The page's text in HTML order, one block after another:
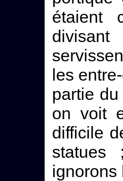
étaient
les
partie
on voit
difficile
statues
ignorons